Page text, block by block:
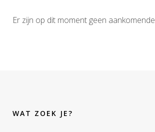
Er zijn op dit moment geen aankomende
WAT ZOEK JE?